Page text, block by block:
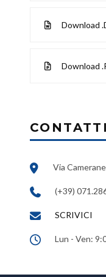
Download
Download
CONTATTI
Via
(+39)
SCRIVICI
Lun - Ven: